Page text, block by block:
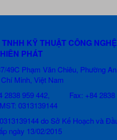
KỸ THUẬT CÔNG NGHỆ
PHÁT
49C Phạm Văn Chiêu, Phường
Minh, Việt Nam
2838 959 442, Fax: +84 2838
0313139144
do Sở Kế Hoạch và
ngày 13/02/2015